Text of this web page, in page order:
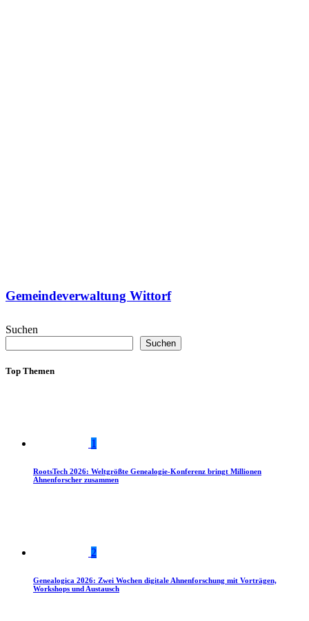
Gemeindeverwaltung Wittorf
Suchen
Suchen
Top Themen
1
RootsTech 2026: Weltgrößte Genealogie-Konferenz bringt Millionen
Ahnenforscher zusammen
2
Genealogica 2026: Zwei Wochen digitale Ahnenforschung mit Vorträgen,
Workshops und Austausch